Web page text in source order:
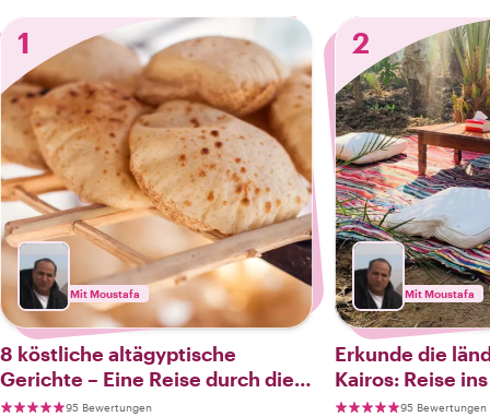
1
Mit Moustafa
8 köstliche altägyptische
Gerichte – Eine Reise durch die
altägyptische Küche
95 Bewertungen
2
Mit Moustafa
Erkunde die
Kairos: Reise
95 Bewertungen